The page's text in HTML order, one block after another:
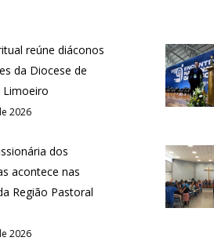
reúne diáconos
da Diocese de
Limoeiro
2026
dos
acontece nas
Região Pastoral
2026